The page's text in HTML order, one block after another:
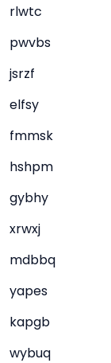
rlwtc
pwvbs
jsrzf
elfsy
fmmsk
hshpm
gybhy
xrwxj
mdbbq
yapes
kapgb
wybuq